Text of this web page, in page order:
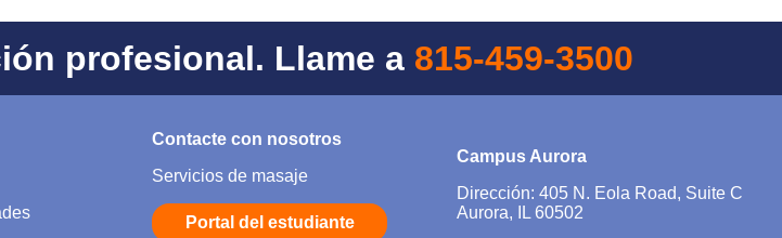
profesional. Llame a 815-459-3500
Contacte con nosotros
Servicios de masaje
Portal del estudiante
Campus Aurora
Dirección: 405 N. Eola Road, Suite C
Aurora, IL 60502